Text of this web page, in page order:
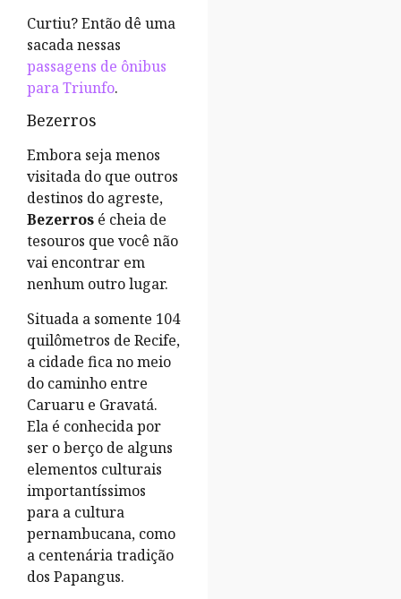
Curtiu? Então dê uma
sacada nessas
passagens de ônibus
para Triunfo.
Bezerros
Embora seja menos
visitada do que outros
destinos do agreste,
Bezerros é cheia de
tesouros que você não
vai encontrar em
nenhum outro lugar.
Situada a somente 104
quilômetros de Recife,
a cidade fica no meio
do caminho entre
Caruaru e Gravatá.
Ela é conhecida por
ser o berço de alguns
elementos culturais
importantíssimos
para a cultura
pernambucana, como
a centenária tradição
dos Papangus.